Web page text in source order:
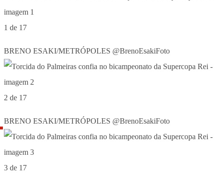
1 de 17
BRENO ESAKI/METRÓPOLES @BrenoEsakiFoto
2 de 17
BRENO ESAKI/METRÓPOLES @BrenoEsakiFoto
3 de 17